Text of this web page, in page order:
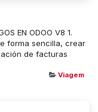
EN ODOO V8 1.
forma sencilla, crear
de facturas
Viagem